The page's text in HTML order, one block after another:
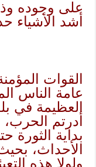
على وجوده
أشد الأشياء
القوات
عامة الناس
العظيمة في
أدرتم
بداية الثورة
الأحداث،
ولولا هذه